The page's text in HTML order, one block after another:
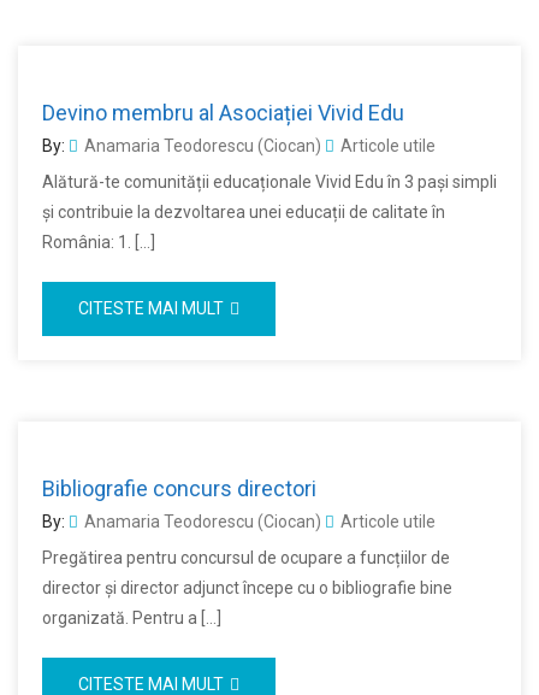
Devino membru al Asociației Vivid Edu
By: Anamaria Teodorescu (Ciocan)
Articole utile
Alătură-te comunității educaționale Vivid Edu în 3 pași simpli
și contribuie la dezvoltarea unei educații de calitate în
România: 1. […]
CITESTE MAI MULT
Bibliografie concurs directori
By: Anamaria Teodorescu (Ciocan)
Articole utile
Pregătirea pentru concursul de ocupare a funcțiilor de
director și director adjunct începe cu o bibliografie bine
organizată. Pentru a […]
CITESTE MAI MULT